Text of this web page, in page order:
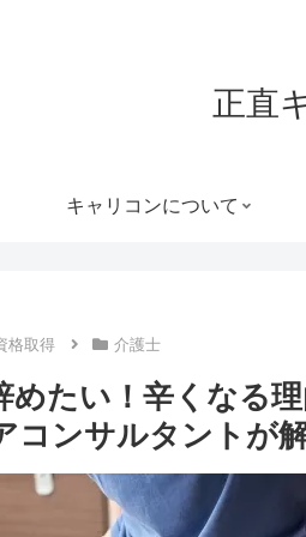
正直
キャリコンについて
格取得 介護士
めたい！辛くなる
コンサルタントが